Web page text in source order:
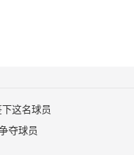
这名球员
夺球员